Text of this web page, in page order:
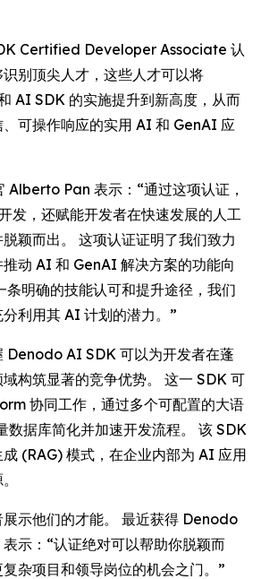
Certified Developer Associate 认
别顶尖人才，这些人才可以将
AI SDK 的实施提升到新高度，从而
可操作响应的实用 AI 和 GenAI 应
Alberto Pan 表示：“通过这项认证，
发，还赋能开发者在快速发展的人工
颖而出。 这项认证证明了我们致力
动 AI 和 GenAI 解决方案的功能向
条明确的技能认可和提升途径，我们
利用其 AI 计划的潜力。”
Denodo AI SDK 可以为开发者在蓬
构筑显著的竞争优势。 这一 SDK 可
协同工作，通过多个可配置的大语
数据库简化并加速开发流程。 该 SDK
(RAG) 模式，在企业内部为 AI 应用
示他们的才能。 最近获得 Denodo
示：“认证绝对可以帮助你脱颖而
杂项目和领导岗位的机会之门。”